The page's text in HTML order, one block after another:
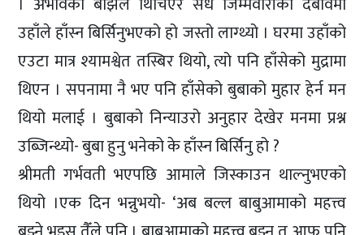
उहाँले हाँस्न बिर्सिनुभएको हो जस्तो लाग्थ्यो । घरमा उहाँको
एउटा मात्र श्यामश्वेत तस्बिर थियो, त्यो पनि हाँसेको मुद्रामा
थिएन । सपनामा नै भए पनि हाँसेको बुबाको मुहार हेर्न मन
थियो मलाई । बुबाको निन्याउरो अनुहार देखेर मनमा प्रश्न
उब्जिन्थ्यो- बुबा हुनु भनेको के हाँस्न बिर्सिनु हो ?
श्रीमती गर्भवती भएपछि आमाले जिस्काउन थाल्नुभएको
थियो ।एक दिन भन्नुभयो- ‘अब बल्ल बाबुआमाको महत्त्व